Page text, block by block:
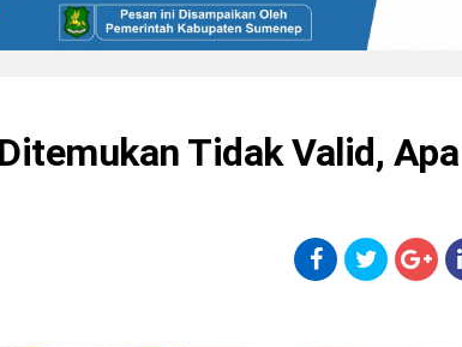
Tidak Valid, Apa